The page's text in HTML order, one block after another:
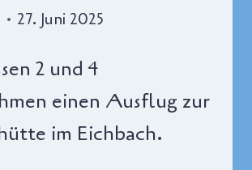
27. Juni 2025
2 und 4
einen Ausflug zur
im Eichbach.